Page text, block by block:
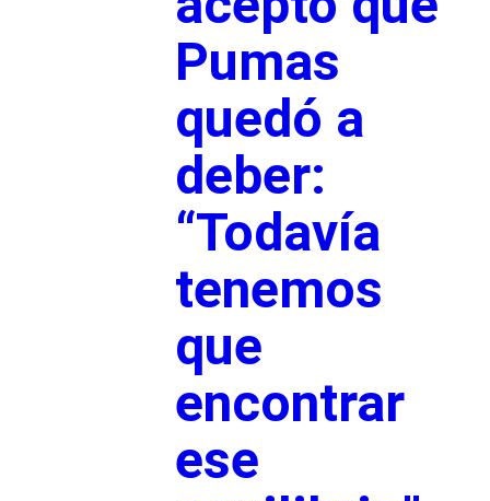
Pumas
quedó a
deber:
“Todavía
tenemos
que
encontrar
ese